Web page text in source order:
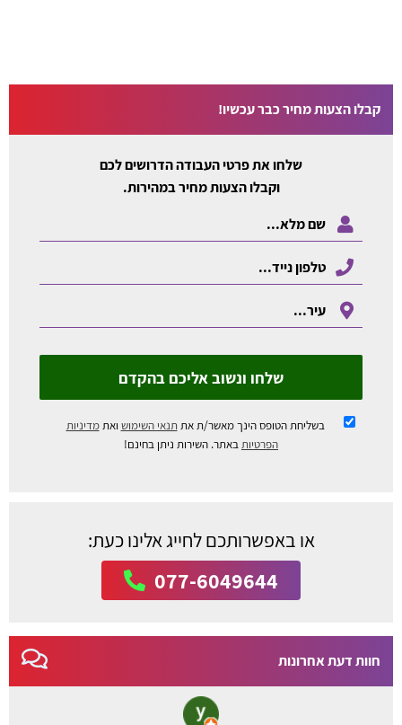
קבלו הצעות מחיר כבר עכשיו!
שלחו את פרטי העבודה הדרושים לכם
וקבלו הצעות מחיר במהירות.
שלחו ונשוב אליכם בהקדם
בשליחת הטופס הינך מאשר/ת את תנאי השימוש ואתמדיניות
הפרטיותבאתר. השירות ניתן בחינם!
או באפשרותכם לחייג אלינו כעת:
077-6049644
חוות דעת אחרונות